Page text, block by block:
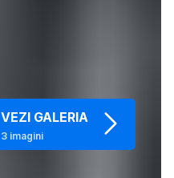
VEZI GALERIA
3imagini